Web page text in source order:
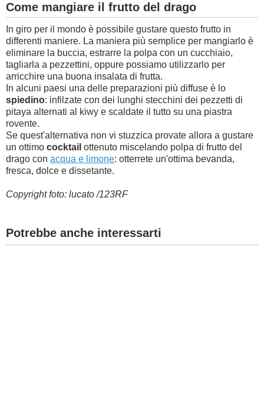
Come mangiare il frutto del drago
In giro per il mondo è possibile gustare questo frutto in
differenti maniere. La maniera più semplice per mangiarlo è
eliminare la buccia, estrarre la polpa con un cucchiaio,
tagliarla a pezzettini, oppure possiamo utilizzarlo per
arricchire una buona insalata di frutta.
In alcuni paesi una delle preparazioni più diffuse è lo
spiedino: infilzate con dei lunghi stecchini dei pezzetti di
pitaya alternati al kiwy e scaldate il tutto su una piastra
rovente.
Se quest'alternativa non vi stuzzica provate allora a gustare
un ottimo cocktail ottenuto miscelando polpa di frutto del
drago con acqua e limone: otterrete un'ottima bevanda,
fresca, dolce e dissetante.
Copyright foto: lucato /123RF
Potrebbe anche interessarti